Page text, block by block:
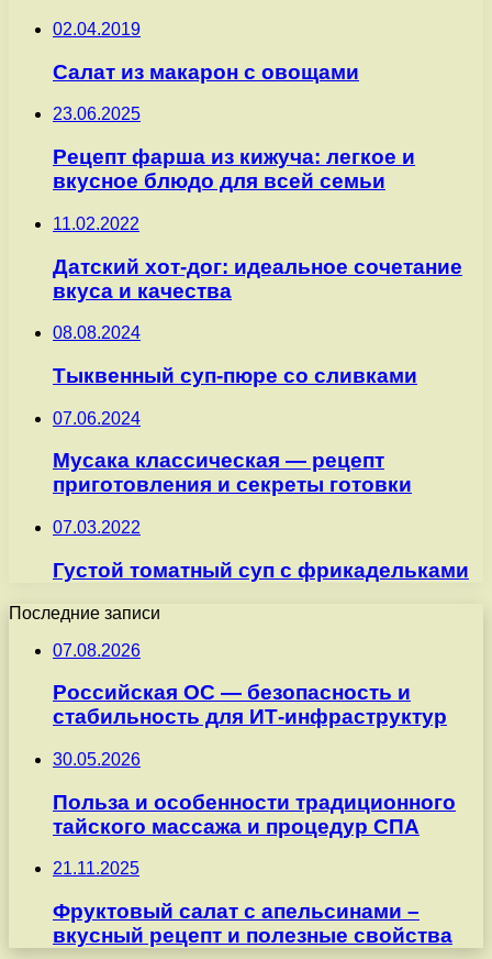
02.04.2019
Салат из макарон с овощами
23.06.2025
Рецепт фарша из кижуча: легкое и
вкусное блюдо для всей семьи
11.02.2022
Датский хот-дог: идеальное сочетание
вкуса и качества
08.08.2024
Тыквенный суп-пюре со сливками
07.06.2024
Мусака классическая — рецепт
приготовления и секреты готовки
07.03.2022
Густой томатный суп с фрикадельками
Последние записи
07.08.2026
Российская ОС — безопасность и
стабильность для ИТ-инфраструктур
30.05.2026
Польза и особенности традиционного
тайского массажа и процедур СПА
21.11.2025
Фруктовый салат с апельсинами –
вкусный рецепт и полезные свойства